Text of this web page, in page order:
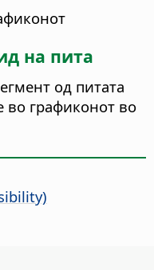
на пита
од питата
во графиконот во